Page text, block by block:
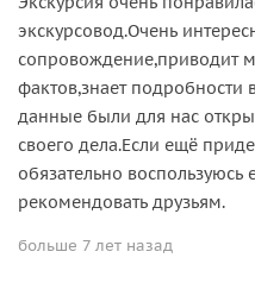
экскурсовод.Очень
сопровождение,приводит
фактов,знает
данные были для нас
своего дела.Если ещё
обязательно воспользуюсь
рекомендовать друзьям.
больше 7 лет назад